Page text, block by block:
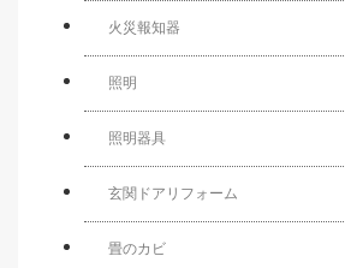
火災報知器
照明
照明器具
玄関ドアリフォーム
畳のカビ